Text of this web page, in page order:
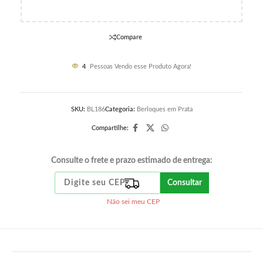
Compare
4 Pessoas Vendo esse Produto Agora!
SKU: BL186Categoria: Berloques em Prata
Compartilhe:
Consulte o frete e prazo estimado de entrega:
Consultar
Não sei meu CEP